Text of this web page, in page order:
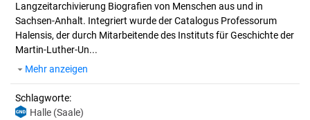
Langzeitarchivierung Biografien von Menschen aus und in
Sachsen-Anhalt. Integriert wurde der Catalogus Professorum
Halensis, der durch Mitarbeitende des Instituts für Geschichte der
Martin-Luther-Un...
Mehr anzeigen
Schlagworte:
Halle (Saale)